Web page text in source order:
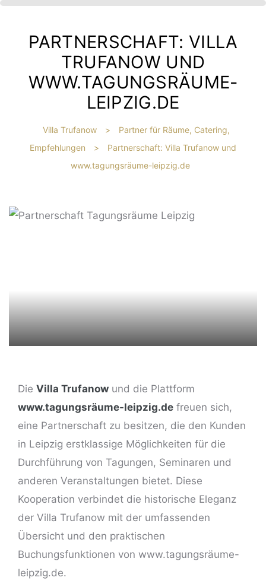
PARTNERSCHAFT: VILLA
TRUFANOW UND
WWW.TAGUNGSRÄUME-
LEIPZIG.DE
Villa Trufanow >
Partner für Räume, Catering,
Empfehlungen
>
Partnerschaft: Villa Trufanow und
www.tagungsräume-leipzig.de
Die Villa Trufanow und die Plattform
www.tagungsräume-leipzig.de freuen sich,
eine Partnerschaft zu besitzen, die den Kunden
in Leipzig erstklassige Möglichkeiten für die
Durchführung von Tagungen, Seminaren und
anderen Veranstaltungen bietet. Diese
Kooperation verbindet die historische Eleganz
der Villa Trufanow mit der umfassenden
Übersicht und den praktischen
Buchungsfunktionen von www.tagungsräume-
leipzig.de.